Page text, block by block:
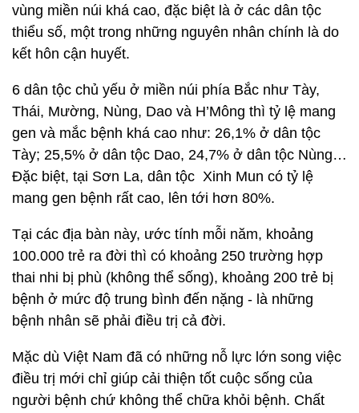
vùng miền núi khá cao, đặc biệt là ở các dân tộc
thiểu số, một trong những nguyên nhân chính là do
kết hôn cận huyết.
6 dân tộc chủ yếu ở miền núi phía Bắc như Tày,
Thái, Mường, Nùng, Dao và H’Mông thì tỷ lệ mang
gen và mắc bệnh khá cao như: 26,1% ở dân tộc
Tày; 25,5% ở dân tộc Dao, 24,7% ở dân tộc Nùng…
Đặc biệt, tại Sơn La, dân tộc Xinh Mun có tỷ lệ
mang gen bệnh rất cao, lên tới hơn 80%.
Tại các địa bàn này, ước tính mỗi năm, khoảng
100.000 trẻ ra đời thì có khoảng 250 trường hợp
thai nhi bị phù (không thể sống), khoảng 200 trẻ bị
bệnh ở mức độ trung bình đến nặng - là những
bệnh nhân sẽ phải điều trị cả đời.
Mặc dù Việt Nam đã có những nỗ lực lớn song việc
điều trị mới chỉ giúp cải thiện tốt cuộc sống của
người bệnh chứ không thể chữa khỏi bệnh. Chất